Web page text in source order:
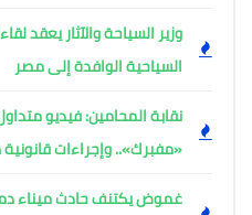
وزير السياحة والآثار يعقد
السياحية الوافدة إلى مصر
نقابة المحامين: فيديو
«مفبرك».. وإجراءات
غموض يكتنف حادث ميناء